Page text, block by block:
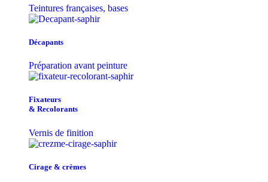
Teintures françaises, bases
Décapants
Préparation avant peinture
Fixateurs
& Recolorants
Vernis de finition
Cirage & crèmes